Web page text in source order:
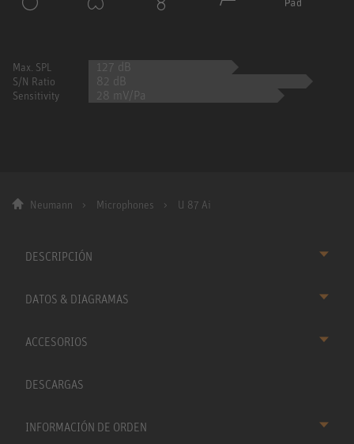
Max. SPL 127 dB
S/N Ratio 82 dB
Sensitivity 28 mV/Pa
Neumann Microphones U 87 Ai
DESCRIPCIÓN
DATOS & DIAGRAMAS
ACCESORIOS
DESCARGAS
INFORMACIÓN DE ORDEN